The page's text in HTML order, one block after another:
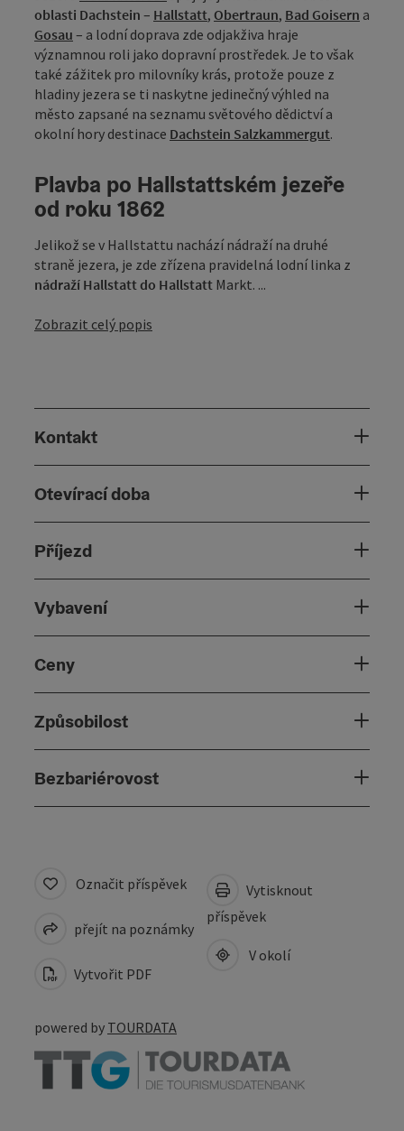
oblasti Dachstein – Hallstatt, Obertraun, Bad Goisern a
Gosau – a lodní doprava zde odjakživa hraje
významnou roli jako dopravní prostředek. Je to však
také zážitek pro milovníky krás, protože pouze z
hladiny jezera se ti naskytne jedinečný výhled na
město zapsané na seznamu světového dědictví a
okolní hory destinace Dachstein Salzkammergut.
Plavba po Hallstattském jezeře
od roku 1862
Jelikož se v Hallstattu nachází nádraží na druhé
straně jezera, je zde zřízena pravidelná lodní linka z
nádraží Hallstatt do Hallstatt Markt. ...
Zobrazit celý popis
Kontakt
Otevírací doba
Příjezd
Vybavení
Ceny
Způsobilost
Bezbariérovost
Označit příspěvek
přejít na poznámky
Vytvořit PDF
Vytisknout
příspěvek
V okolí
powered by TOURDATA